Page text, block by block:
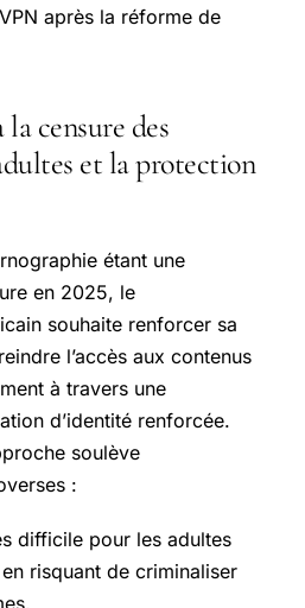
après la réforme de
la censure des
et la protection
étant une
en 2025, le
souhaite renforcer sa
l’accès aux contenus
à travers une
d’identité renforcée.
soulève
:
difficile pour les adultes
risquant de criminaliser